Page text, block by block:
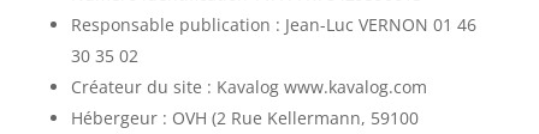
Responsable publication : Jean-Luc VERNON 01 46
30 35 02
Créateur du site : Kavalog www.kavalog.com
Hébergeur : OVH (2 Rue Kellermann, 59100